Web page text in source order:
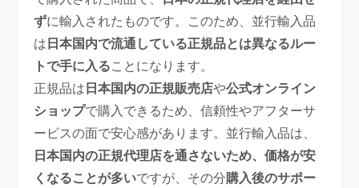
ずに輸入されたものです。このため、並行輸入品
は 日本国内で流通している正規品とは異なるルー
トで手に入ることになります。
正規品は 日本国内の正規販売店や公式オンライン
ショップで購入できるため、信頼性やアフターサ
ービスの面で安心感があります。並行輸入品は、
日本国内の正規代理店を通さないため、価格が安
くなることが多いですが、その分購入後のサポー